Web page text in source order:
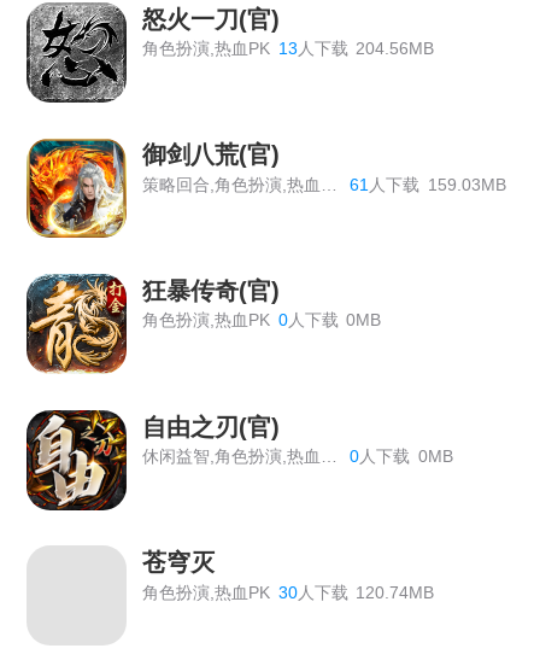
《维京传奇》线下返利终身累充
《热血战歌之创世》线下充值道具返利活动
《战Online》线下返利活动公告
《大圣外传》线下返利活动总览
《战旗飘》线下活动
《百战沙城》长期线下返利活动，有新增道具
《原始传奇》最新线下活动
《血饮龙纹》双11狂欢活动
《血饮龙纹》历史累计线下返利
《血饮龙纹》单日线下返利
《血饮龙纹》VIP价格表
怒火一刀(官)
角色扮演,热血PK 13 人下载 204.56MB
御剑八荒(官)
61 人下载 159.03MB
狂暴传奇(官)
角色扮演,热血PK 0人下载 0MB
自由之刃(官)
0人下载 0MB
苍穹灭
角色扮演,热血PK 30人下载 120.74MB